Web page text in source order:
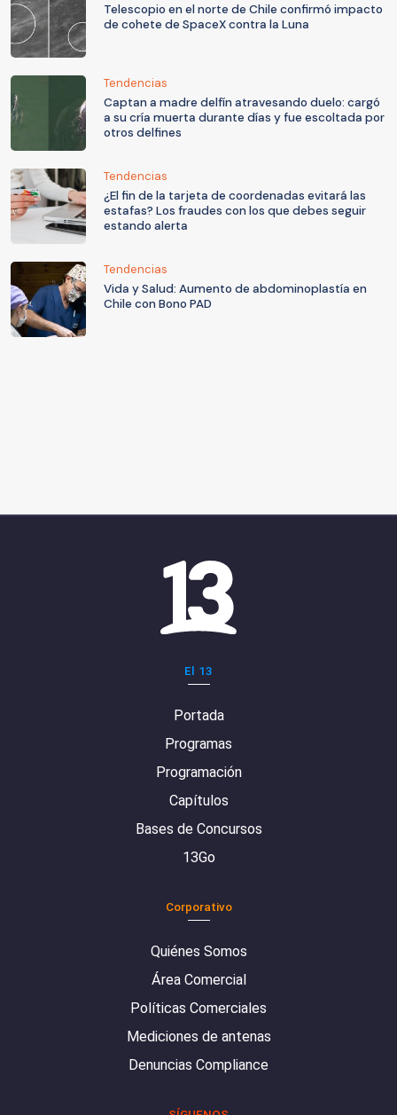
Telescopio en el norte de Chile confirmó impacto
de cohete de SpaceX contra la Luna
Tendencias
Captan a madre delfín atravesando duelo: cargó
a su cría muerta durante días y fue escoltada por
otros delfines
Tendencias
¿El fin de la tarjeta de coordenadas evitará las
estafas? Los fraudes con los que debes seguir
estando alerta
Tendencias
Vida y Salud: Aumento de abdominoplastía en
Chile con Bono PAD
El 13
Portada
Programas
Programación
Capítulos
Bases de Concursos
13Go
Corporativo
Quiénes Somos
Área Comercial
Políticas Comerciales
Mediciones de antenas
Denuncias Compliance